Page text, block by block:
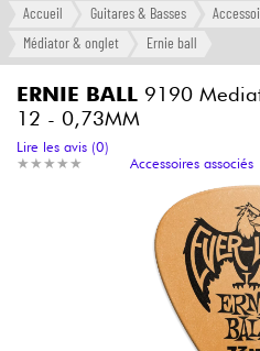
Langue
Amplis & Effets
Synthés & Sampleurs
Home Studio
Accueil Guitares & Basses
Médiator & onglet
Ernie ball
ERNIE BALL 9190
12 - 0,73MM
★ ★ ★ ★ ★
★ ★ ★ ★ ★
Lire les avis (0)
Accessoires associés